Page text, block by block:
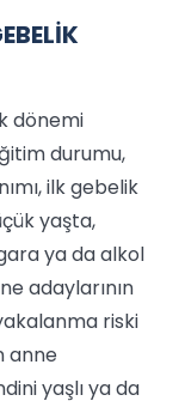
dönemi
durumu,
ilk gebelik
yaşta,
ya da alkol
adaylarının
riski
anne
yaşlı ya da